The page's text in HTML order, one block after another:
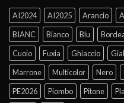
AI2024 AI2025 Arancio
BIANC
Bianco Blu
Cuoio
Fuxia Ghiaccio
Marrone
Multicolor Nero
PE2026
Piombo Pitone